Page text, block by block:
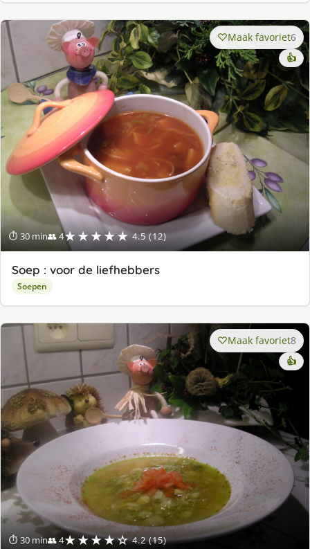
⏱ 30 min👥 4★★★★★ 4.5 (12)
Maak favoriet6
👍
Soep : voor de liefhebbers
Soepen
⏱ 30 min👥 4★★★★☆ 4.2 (15)
Maak favoriet8
👍